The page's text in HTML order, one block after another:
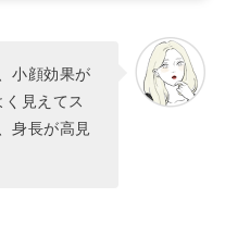
小顔効果が
見えてス
身長が高見